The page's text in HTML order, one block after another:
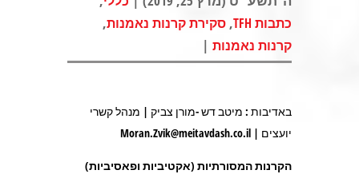
כתבות TFH , סקירת קרנות נאמנות,
קרנות נאמנות |
באדיבות : מיטב דש -מורן צביק | מנהל קשרי
יועצים | Moran.Zvik@meitavdash.co.il
הקרנות המסורתיות (אקטיביות ופאסיביות)